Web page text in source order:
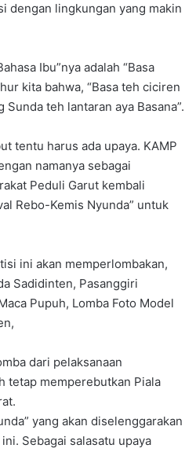
dengan lingkungan yang makin
Ibu”nya adalah “Basa
kita bahwa, “Basa teh ciciren
Sunda teh lantaran aya Basana”.
tentu harus ada upaya. KAMP
namanya sebagai
Peduli Garut kembali
Rebo-Kemis Nyunda” untuk
ini akan memperlombakan,
Sadidinten, Pasanggiri
Pupuh, Lomba Foto Model
dari pelaksanaan
tetap memperebutkan Piala
yang akan diselenggarakan
Sebagai salasatu upaya